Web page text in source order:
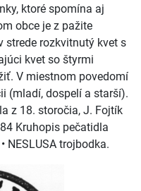
ktoré spomína aj
obce je z pažite
strede rozkvitnutý kvet s
kvet so štyrmi
V miestnom povedomí
(mladí, dospelí a starší).
z 18. storočia, J. Fojtík
Kruhopis pečatidla
NESLUSA trojbodka.